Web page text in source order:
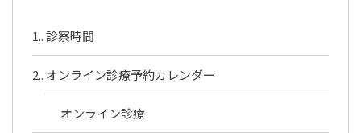
1. 診察時間
2. オンライン診療予約カレンダー
オンライン診療